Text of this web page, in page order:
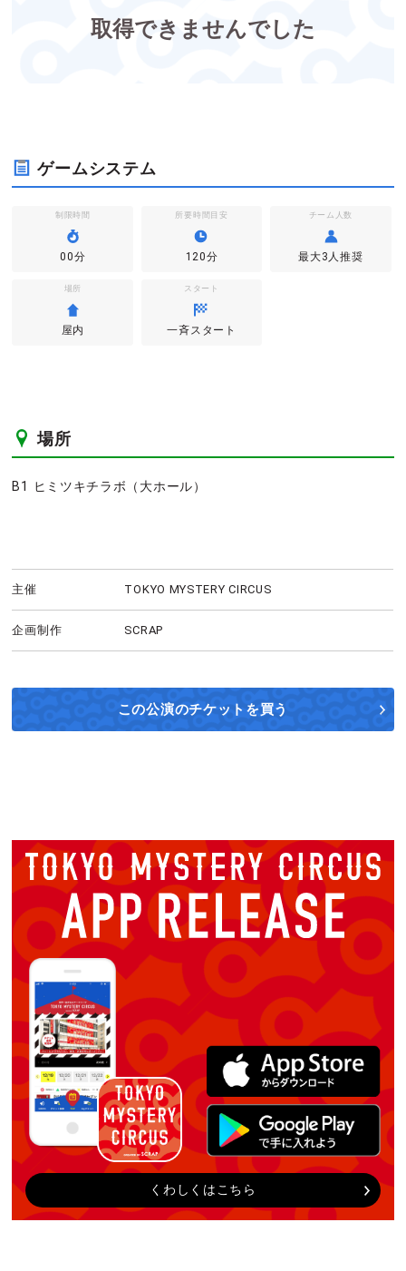
取得できませんでした
ゲームシステム
制限時間
00分
所要時間目安
120分
チーム人数
最大3人推奨
場所
屋内
スタート
一斉スタート
場所
B1 ヒミツキチラボ（大ホール）
主催 TOKYO MYSTERY CIRCUS
企画制作 SCRAP
この公演のチケットを買う
くわしくはこちら